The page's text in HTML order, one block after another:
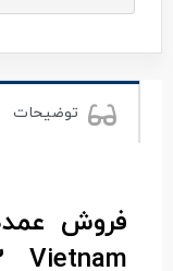
توضیحات